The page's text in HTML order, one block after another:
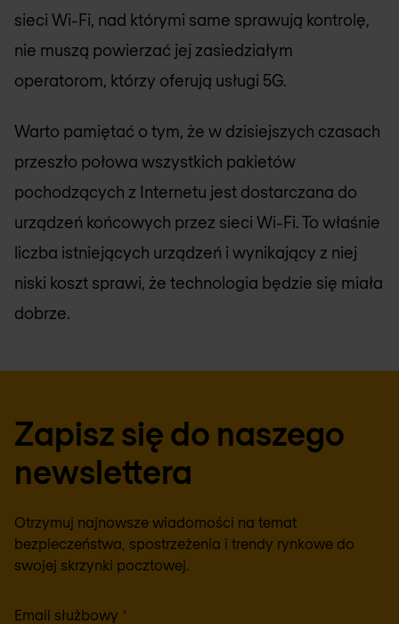
sieci Wi-Fi, nad którymi same sprawują kontrolę,
nie muszą powierzać jej zasiedziałym
operatorom, którzy oferują usługi 5G.
Warto pamiętać o tym, że w dzisiejszych czasach
przeszło połowa wszystkich pakietów
pochodzących z Internetu jest dostarczana do
urządzeń końcowych przez sieci Wi-Fi. To właśnie
liczba istniejących urządzeń i wynikający z niej
niski koszt sprawi, że technologia będzie się miała
dobrze.
Zapisz się do naszego
newslettera
Otrzymuj najnowsze wiadomości na temat
bezpieczeństwa, spostrzeżenia i trendy rynkowe do
swojej skrzynki pocztowej.
Email służbowy *